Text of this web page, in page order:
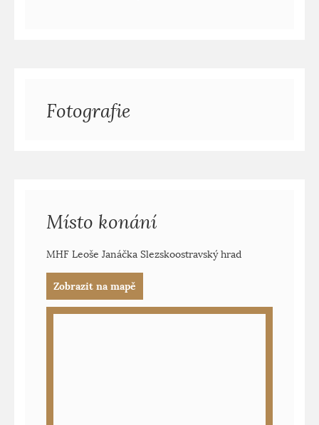
Fotografie
Místo konání
MHF Leoše Janáčka Slezskoostravský hrad
Zobrazit na mapě